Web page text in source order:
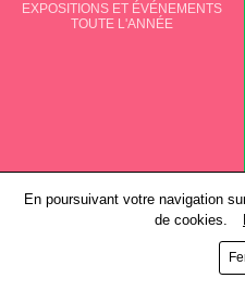
EXPOSITIONS ET ÉVÉNEMENTS
TOUTE L'ANNÉE
En poursuivant votre navigation
de cookies.